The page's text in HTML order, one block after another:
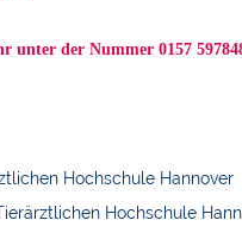
unter der Nummer 0157
Hochschule Hannover
Hochschule